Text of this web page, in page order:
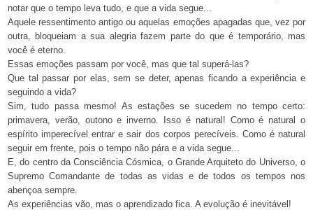
notar que o tempo leva tudo, e que a vida segue...
Aquele ressentimento antigo ou aquelas emoções apagadas que, vez por
outra, bloqueiam a sua alegria fazem parte do que é temporário, mas
você é eterno.
Essas emoções passam por você, mas que tal superá-las?
Que tal passar por elas, sem se deter, apenas ficando a experiência e
seguindo a vida?
Sim, tudo passa mesmo! As estações se sucedem no tempo certo:
primavera, verão, outono e inverno. Isso é natural! Como é natural o
espírito imperecível entrar e sair dos corpos perecíveis. Como é natural
seguir em frente, pois o tempo não pára e a vida segue...
E, do centro da Consciência Cósmica, o Grande Arquiteto do Universo, o
Supremo Comandante de todas as vidas e de todos os tempos nos
abençoa sempre.
As experiências vão, mas o aprendizado fica. A evolução é inevitável!